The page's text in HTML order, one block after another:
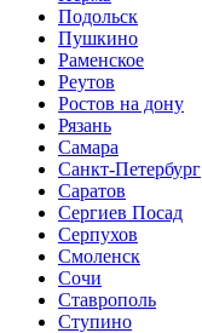
Подольск
Пушкино
Раменское
Реутов
Ростов на дону
Рязань
Самара
Санкт-Петербург
Саратов
Сергиев Посад
Серпухов
Смоленск
Сочи
Ставрополь
Ступино